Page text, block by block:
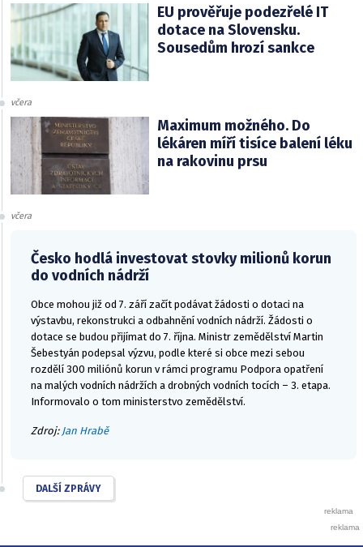
EU prověřuje podezřelé IT
dotace na Slovensku.
Sousedům hrozí sankce
včera
Maximum možného. Do
lékáren míří tisíce balení léku
na rakovinu prsu
včera
Česko hodlá investovat stovky milionů korun
do vodních nádrží
Obce mohou již od 7. září začít podávat žádosti o dotaci na
výstavbu, rekonstrukci a odbahnění vodních nádrží. Žádosti o
dotace se budou přijímat do 7. října. Ministr zemědělství Martin
Šebestyán podepsal výzvu, podle které si obce mezi sebou
rozdělí 300 miliónů korun v rámci programu Podpora opatření
na malých vodních nádržích a drobných vodních tocích – 3. etapa.
Informovalo o tom ministerstvo zemědělství.
Zdroj: Jan Hrabě
DALŠÍ ZPRÁVY